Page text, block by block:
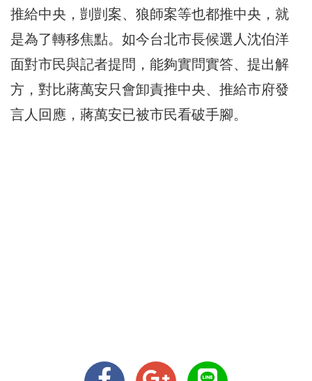
推給中央，剴剴案、狼師案等也都推中央，就
是為了轉移焦點。如今台北市長候選人沈伯洋
面對市民與記者提問，能夠實問實答、提出解
方，對比蔣萬安只會卸責推中央、推給市府發
言人回應，蔣萬安已被市民看破手腳。